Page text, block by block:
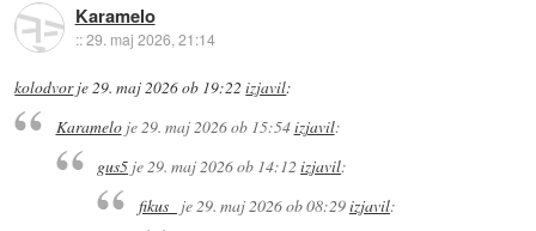
Karamelo
::29. maj 2026, 21:14
kolodvorje 29. maj 2026 ob 19:22 izjavil:
Karameloje29. maj 2026 ob 15:54izjavil:
gus5 je29. maj 2026 ob 14:12izjavil:
fikus_ je 29. maj 2026 ob 08:29izjavil: